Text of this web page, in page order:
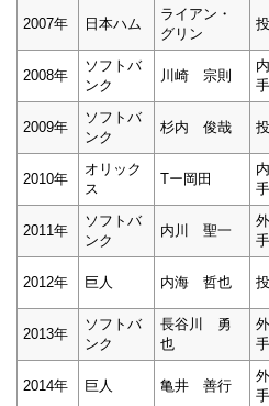
2007年 日本ハム
ライアン・
グリン
2008年
ソフトバ
ンク
川崎 宗則
手
2009年
ソフトバ
ンク
杉内 俊哉
2010年
オリック
ス
Tー岡田
手
2011年
ソフトバ
ンク
内川 聖一
手
2012年 巨人 内海 哲也
2013年
ソフトバ
ンク
長谷川 勇
也
手
2014年 巨人 亀井 善行
手